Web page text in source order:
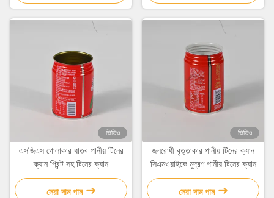
ভিডিও
এসজিএস গোলাকার ধাতব পানীয় টিনের
ক্যান প্রিন্ট সহ টিনের ক্যান
সেরা দাম পান
ভিডিও
জলরোধী বৃত্তাকার পানীয় টিনের ক্যান
সিএমওয়াইকে মুদ্রণ পানীয় টিনের ক্যান
সেরা দাম পান